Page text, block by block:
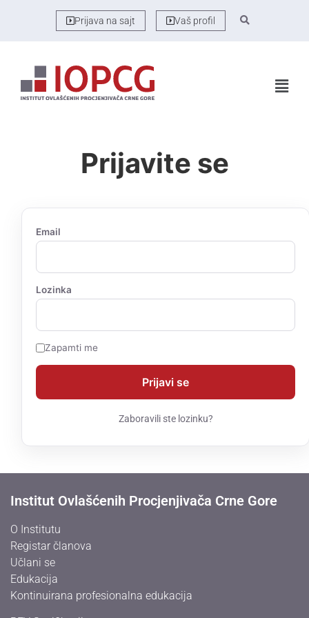
Prijava na sajt Vaš profil
Prijavite se
Email
Lozinka
Zapamti me
Zaboravili ste lozinku?
Institut Ovlašćenih Procjenjivača Crne Gore
O Institutu
Registar članova
Učlani se
Edukacija
Kontinuirana profesionalna edukacija